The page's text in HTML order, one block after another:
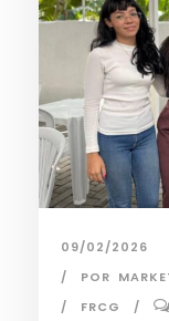
09/02/2026
POR
FRCG